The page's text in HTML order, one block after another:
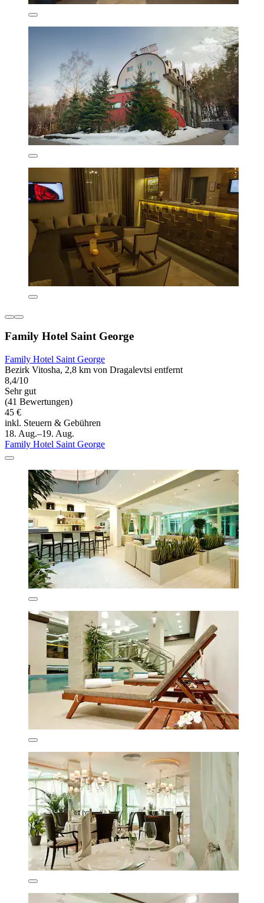
Family Hotel Saint George
Family Hotel Saint George
Bezirk Vitosha, 2,8 km von Dragalevtsi entfernt
8,4/10
Sehr gut
(41 Bewertungen)
45 €
inkl. Steuern & Gebühren
18. Aug.–19. Aug.
Family Hotel Saint George